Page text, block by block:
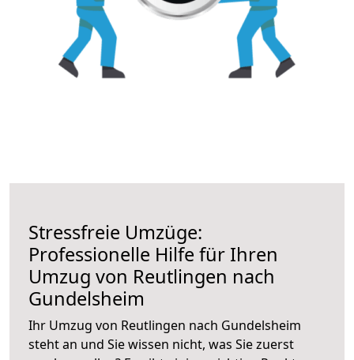
Stressfreie Umzüge:
Professionelle Hilfe für Ihren
Umzug von Reutlingen nach
Gundelsheim
Ihr Umzug von Reutlingen nach Gundelsheim
steht an und Sie wissen nicht, was Sie zuerst